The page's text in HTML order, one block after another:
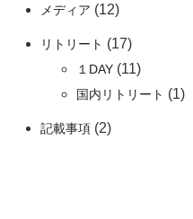
メディア (12)
リトリート (17)
１DAY (11)
国内リトリート (1)
記載事項 (2)